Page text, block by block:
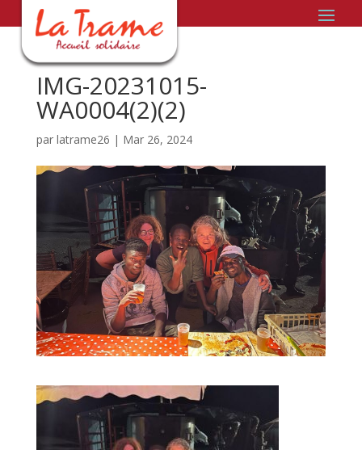
IMG-20231015-
WA0004(2)(2)
par latrame26 | Mar 26, 2024